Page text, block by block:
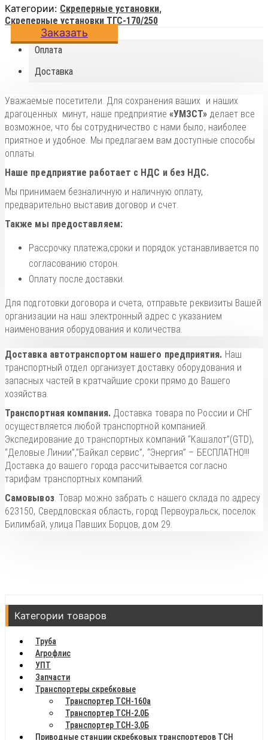
Категории: Скреперные установки,
Скреперные установки ТГС-170/250
Заказать
Оплата
Доставка
Уважаемые посетители. Для сохранения ваших и наших
драгоценных минут, наше предприятие «УМЗСТ» делает все
возможное, что бы сотрудничество с нами было, наиболее
приятное и удобное. Мы предлагаем вам доступные способы
оплаты.
Наше предприятие работает с НДС и без НДС.
Мы принимаем безналичную и наличную оплату,
предварительно выставив договор и счет.
Также мы предоставляем:
Рассрочку платежа,сроки и порядок устанавливается по
согласованию сторон.
Оплату после доставки.
Для подготовки договора и счета, отправьте реквизиты Вашей
организации на наш электронный адрес с указанием
наименования оборудования и количества.
Доставка автотранспортом нашего предприятия. Наш
транспортный отдел организует доставку оборудования и
запасных частей в кратчайшие сроки прямо до Вашего
хозяйства.
Транспортная компания.Доставка товара по России и СНГ
осуществляется любой транспортной компанией.
Экспедирование до транспортных компаний “Кашалот”(GTD),
“Деловые Линии”,”Байкал сервис”, “Энергия” – БЕСПЛАТНО!!!
Доставка до вашего города рассчитывается согласно
тарифам транспортных компаний.
Самовывоз. Товар можно забрать с нашего склада по адресу
623150, Свердловская область, город Первоуральск, поселок
Билимбай, улица Павших Борцов, дом 29.
Категории товаров
Труба
Агрофлис
УПТ
Запчасти
Транспортеры скребковые
Транспортер ТСН-160а
Транспортер ТСН-2,0Б
Транспортер ТСН-3,0Б
Приводные станции скребковых транспортеров ТСН